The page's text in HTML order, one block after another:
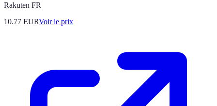
Rakuten FR
10.77 EURVoir le prix